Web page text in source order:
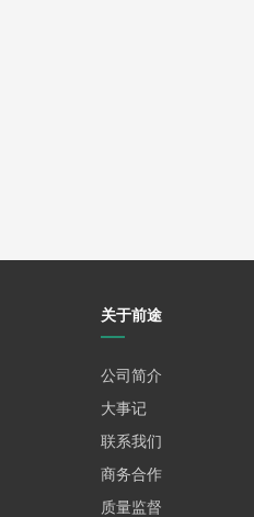
关于前途
公司简介
大事记
联系我们
商务合作
质量监督